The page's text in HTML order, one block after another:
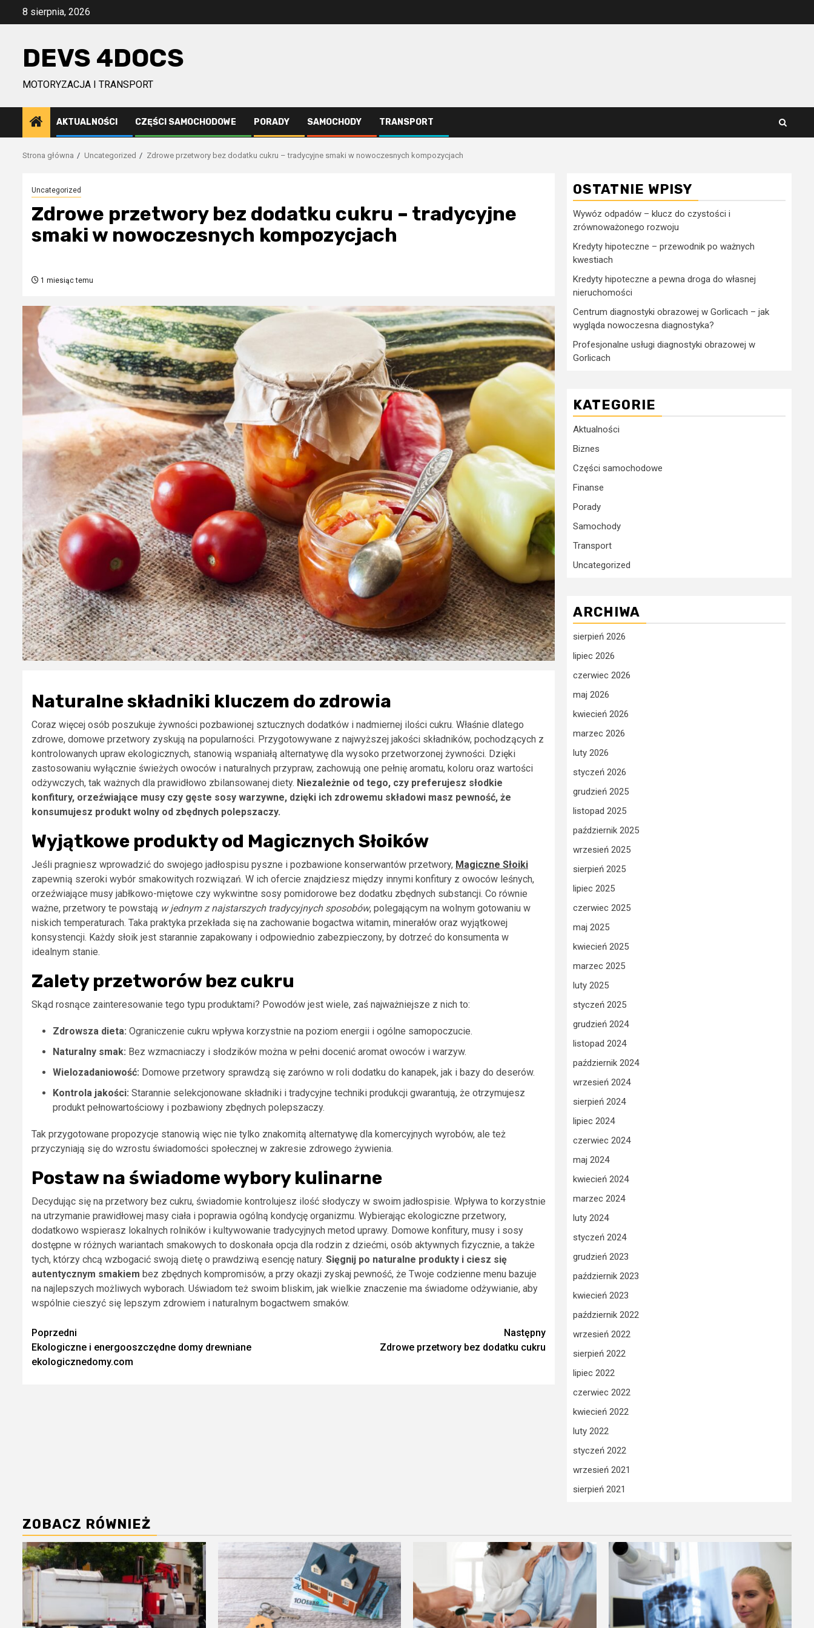
Przejdź8 sierpnia, 2026
DEVS 4DOCS
MOTORYZACJA I TRANSPORT
AKTUALNOŚCI CZĘŚCI SAMOCHODOWE PORADY SAMOCHODY TRANSPORT
Strona główna Uncategorized Zdrowe przetwory bez dodatku cukru – tradycyjne smaki w nowoczesnych kompozycjach
Uncategorized
Zdrowe przetwory bez dodatku cukru – tradycyjne
smaki w nowoczesnych kompozycjach
1 miesiąc temu
Naturalne składniki kluczem do zdrowia
Coraz więcej osób poszukuje żywności pozbawionej sztucznych dodatków i nadmiernej ilości cukru. Właśnie dlatego
zdrowe, domowe przetwory zyskują na popularności. Przygotowywane z najwyższej jakości składników, pochodzących z
kontrolowanych upraw ekologicznych, stanowią wspaniałą alternatywę dla wysoko przetworzonej żywności. Dzięki
zastosowaniu wyłącznie świeżych owoców i naturalnych przypraw, zachowują one pełnię aromatu, koloru oraz wartości
odżywczych, tak ważnych dla prawidłowo zbilansowanej diety. Niezależnie od tego, czy preferujesz słodkie
konfitury, orzeźwiające musy czy gęste sosy warzywne, dzięki ich zdrowemu składowi masz pewność, że
konsumujesz produkt wolny od zbędnych polepszaczy.
Wyjątkowe produkty od Magicznych Słoików
Jeśli pragniesz wprowadzić do swojego jadłospisu pyszne i pozbawione konserwantów przetwory, Magiczne Słoiki
zapewnią szeroki wybór smakowitych rozwiązań. W ich ofercie znajdziesz między innymi konfitury z owoców leśnych,
orzeźwiające musy jabłkowo-miętowe czy wykwintne sosy pomidorowe bez dodatku zbędnych substancji. Co równie
ważne, przetwory te powstają w jednym z najstarszych tradycyjnych sposobów, polegającym na wolnym gotowaniu w
niskich temperaturach. Taka praktyka przekłada się na zachowanie bogactwa witamin, minerałów oraz wyjątkowej
konsystencji. Każdy słoik jest starannie zapakowany i odpowiednio zabezpieczony, by dotrzeć do konsumenta w
idealnym stanie.
Zalety przetworów bez cukru
Skąd rosnące zainteresowanie tego typu produktami? Powodów jest wiele, zaś najważniejsze z nich to:
Zdrowsza dieta: Ograniczenie cukru wpływa korzystnie na poziom energii i ogólne samopoczucie.
Naturalny smak: Bez wzmacniaczy i słodzików można w pełni docenić aromat owoców i warzyw.
Wielozadaniowość: Domowe przetwory sprawdzą się zarówno w roli dodatku do kanapek, jak i bazy do deserów.
Kontrola jakości: Starannie selekcjonowane składniki i tradycyjne techniki produkcji gwarantują, że otrzymujesz
produkt pełnowartościowy i pozbawiony zbędnych polepszaczy.
Tak przygotowane propozycje stanowią więc nie tylko znakomitą alternatywę dla komercyjnych wyrobów, ale też
przyczyniają się do wzrostu świadomości społecznej w zakresie zdrowego żywienia.
Postaw na świadome wybory kulinarne
Decydując się na przetwory bez cukru, świadomie kontrolujesz ilość słodyczy w swoim jadłospisie. Wpływa to korzystnie
na utrzymanie prawidłowej masy ciała i poprawia ogólną kondycję organizmu. Wybierając ekologiczne przetwory,
dodatkowo wspierasz lokalnych rolników i kultywowanie tradycyjnych metod uprawy. Domowe konfitury, musy i sosy
dostępne w różnych wariantach smakowych to doskonała opcja dla rodzin z dziećmi, osób aktywnych fizycznie, a także
tych, którzy chcą wzbogacić swoją dietę o prawdziwą esencję natury. Sięgnij po naturalne produkty i ciesz się
autentycznym smakiem bez zbędnych kompromisów, a przy okazji zyskaj pewność, że Twoje codzienne menu bazuje
na najlepszych możliwych wyborach. Uświadom też swoim bliskim, jak wielkie znaczenie ma świadome odżywianie, aby
wspólnie cieszyć się lepszym zdrowiem i naturalnym bogactwem smaków.
Zobacz
wpisy
Poprzedni
Ekologiczne i energooszczędne domy drewniane
ekologicznedomy.com
Następny
Zdrowe przetwory bez dodatku cukru
OSTATNIE WPISY
Wywóz odpadów – klucz do czystości i
zrównoważonego rozwoju
Kredyty hipoteczne – przewodnik po ważnych
kwestiach
Kredyty hipoteczne a pewna droga do własnej
nieruchomości
Centrum diagnostyki obrazowej w Gorlicach – jak
wygląda nowoczesna diagnostyka?
Profesjonalne usługi diagnostyki obrazowej w
Gorlicach
KATEGORIE
Aktualności
Biznes
Części samochodowe
Finanse
Porady
Samochody
Transport
Uncategorized
ARCHIWA
sierpień 2026
lipiec 2026
czerwiec 2026
maj 2026
kwiecień 2026
marzec 2026
luty 2026
styczeń 2026
grudzień 2025
listopad 2025
październik 2025
wrzesień 2025
sierpień 2025
lipiec 2025
czerwiec 2025
maj 2025
kwiecień 2025
marzec 2025
luty 2025
styczeń 2025
grudzień 2024
listopad 2024
październik 2024
wrzesień 2024
sierpień 2024
lipiec 2024
czerwiec 2024
maj 2024
kwiecień 2024
marzec 2024
luty 2024
styczeń 2024
grudzień 2023
październik 2023
kwiecień 2023
październik 2022
wrzesień 2022
sierpień 2022
lipiec 2022
czerwiec 2022
kwiecień 2022
luty 2022
styczeń 2022
wrzesień 2021
sierpień 2021
ZOBACZ RÓWNIEŻ